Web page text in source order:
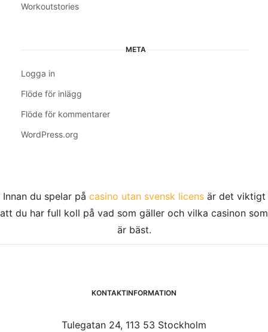
Workoutstories
META
Logga in
Flöde för inlägg
Flöde för kommentarer
WordPress.org
Innan du spelar på casino utan svensk licensär det viktigt
att du har full koll på vad som gäller och vilka casinon som
är bäst.
KONTAKTINFORMATION
Tulegatan 24, 113 53 Stockholm